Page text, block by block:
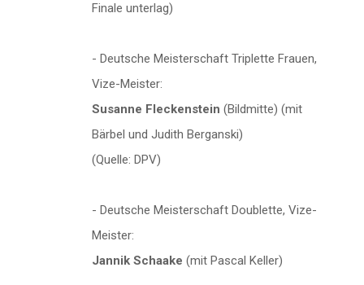
Finale unterlag)
- Deutsche Meisterschaft Triplette Frauen,
Vize-Meister:
Susanne Fleckenstein (Bildmitte) (mit
Bärbel und Judith Berganski)
(Quelle: DPV)
- Deutsche Meisterschaft Doublette, Vize-
Meister:
Jannik Schaake (mit Pascal Keller)